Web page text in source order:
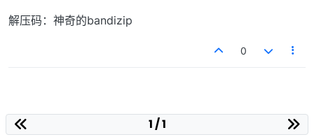
解压码：神奇的bandizip
0
1 / 1